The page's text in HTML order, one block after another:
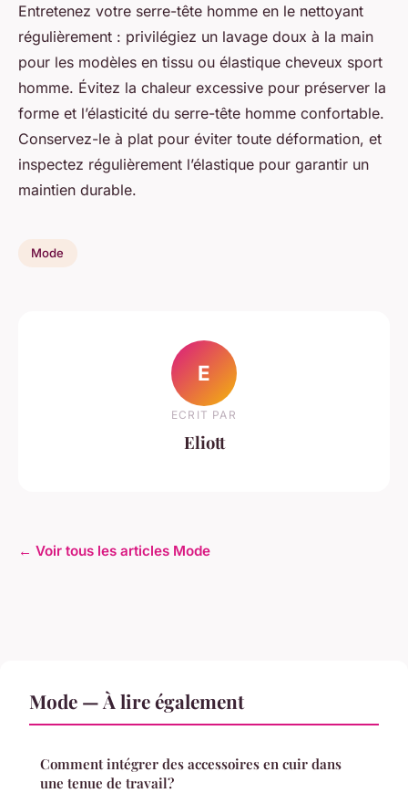
Entretenez votre serre-tête homme en le nettoyant
régulièrement : privilégiez un lavage doux à la main
pour les modèles en tissu ou élastique cheveux sport
homme. Évitez la chaleur excessive pour préserver la
forme et l’élasticité du serre-tête homme confortable.
Conservez-le à plat pour éviter toute déformation, et
inspectez régulièrement l’élastique pour garantir un
maintien durable.
Mode
E
ECRIT PAR
Eliott
← Voir tous les articles Mode
Mode — À lire également
Comment intégrer des accessoires en cuir dans
une tenue de travail?